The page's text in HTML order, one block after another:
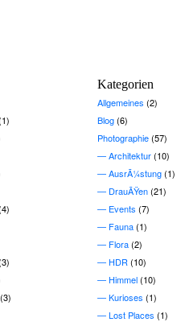
(3)
Kategorien
Allgemeines (2)
Blog(6)
Photographie(57)
Architektur(10)
AusrÃ¼stung(1)
DrauÃŸen(21)
Events (7)
Fauna(1)
Flora(2)
HDR (10)
Himmel(10)
Kurioses (1)
Lost Places (1)